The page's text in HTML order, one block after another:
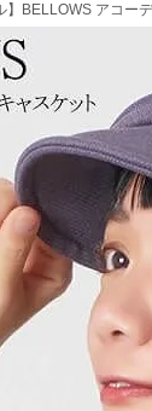
】BELLOWS アコー